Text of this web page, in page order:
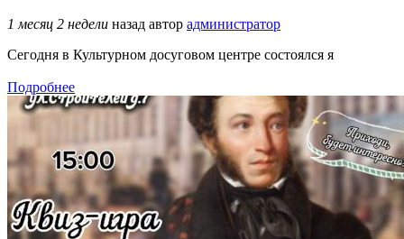
1 месяц 2 недели назад автор администратор
Сегодня в Культурном досуговом центре состоялся я
Подробнее